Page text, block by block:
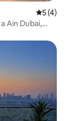
5 de
5 (4)
Ain Dubai,